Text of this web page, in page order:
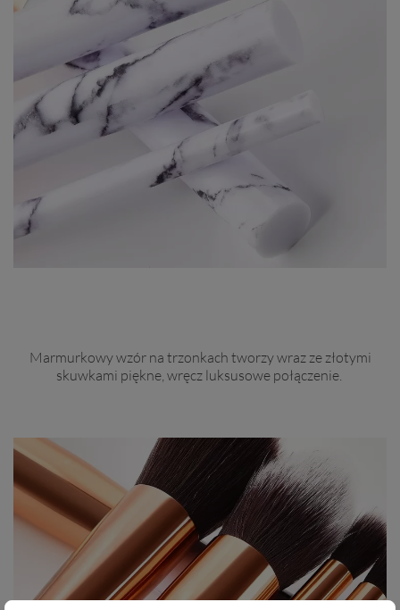
Marmurkowy wzór na trzonkach tworzy wraz ze złotymi
skuwkami piękne, wręcz luksusowe połączenie.